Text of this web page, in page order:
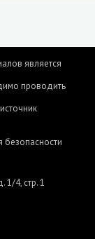
является
проводить
безопасности
1/4, стр. 1